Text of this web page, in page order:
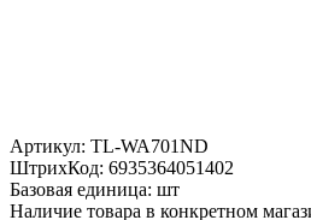
Артикул: TL-WA701ND
ШтрихКод: 6935364051402
Базовая единица: шт
Наличие товара в конкретном